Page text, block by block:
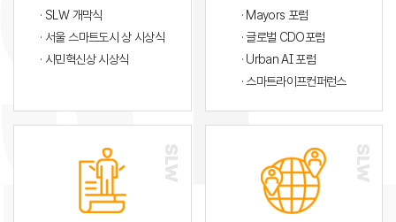
· SLW 개막식
· 서울 스마트도시 상 시상식
· 시민혁신상 시상식
· Mayors 포럼
· 글로벌 CDO포럼
· Urban AI 포럼
· 스마트라이프컨퍼런스